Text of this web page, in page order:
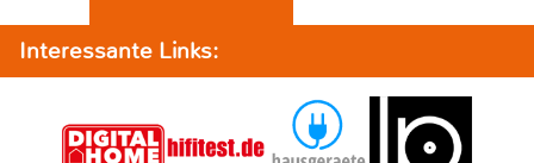
Interessante Links: